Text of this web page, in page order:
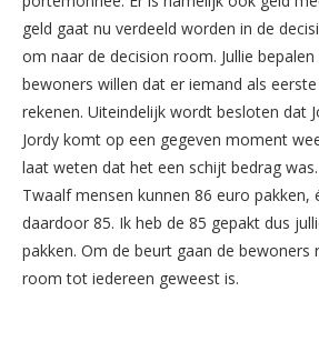
geld gaat nu verdeeld worden in de
om naar de decision room. Jullie
bewoners willen dat er iemand als
rekenen. Uiteindelijk wordt besloten dat
Jordy komt op een gegeven moment
laat weten dat het een schijt bedrag
Twaalf mensen kunnen 86 euro pakken,
daardoor 85. Ik heb de 85 gepakt dus
pakken. Om de beurt gaan de bewoners
room tot iedereen geweest is.